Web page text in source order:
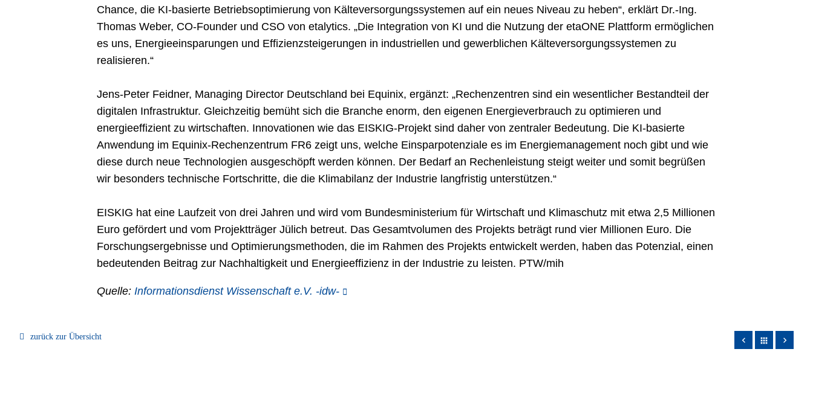
Chance, die KI-basierte Betriebsoptimierung von Kälteversorgungssystemen auf ein neues Niveau zu heben“, erklärt Dr.-Ing.
Thomas Weber, CO-Founder und CSO von etalytics. „Die Integration von KI und die Nutzung der etaONE Plattform ermöglichen
es uns, Energieeinsparungen und Effizienzsteigerungen in industriellen und gewerblichen Kälteversorgungssystemen zu
realisieren.“
Jens-Peter Feidner, Managing Director Deutschland bei Equinix, ergänzt: „Rechenzentren sind ein wesentlicher Bestandteil der
digitalen Infrastruktur. Gleichzeitig bemüht sich die Branche enorm, den eigenen Energieverbrauch zu optimieren und
energieeffizient zu wirtschaften. Innovationen wie das EISKIG-Projekt sind daher von zentraler Bedeutung. Die KI-basierte
Anwendung im Equinix-Rechenzentrum FR6 zeigt uns, welche Einsparpotenziale es im Energiemanagement noch gibt und wie
diese durch neue Technologien ausgeschöpft werden können. Der Bedarf an Rechenleistung steigt weiter und somit begrüßen
wir besonders technische Fortschritte, die die Klimabilanz der Industrie langfristig unterstützen.“
EISKIG hat eine Laufzeit von drei Jahren und wird vom Bundesministerium für Wirtschaft und Klimaschutz mit etwa 2,5 Millionen
Euro gefördert und vom Projektträger Jülich betreut. Das Gesamtvolumen des Projekts beträgt rund vier Millionen Euro. Die
Forschungsergebnisse und Optimierungsmethoden, die im Rahmen des Projekts entwickelt werden, haben das Potenzial, einen
bedeutenden Beitrag zur Nachhaltigkeit und Energieeffizienz in der Industrie zu leisten. PTW/mih
Quelle: Informationsdienst Wissenschaft e.V. -idw-
zurück zur Übersicht apps